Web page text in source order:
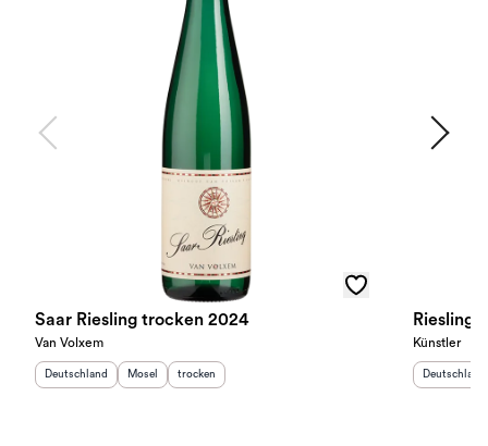
Saar Riesling trocken 2024
Van Volxem
Herkunftsland
Deutschland Herkunftsregion:
Mosel Geschmack
trocken
Riesling
Künstler
Deutschland